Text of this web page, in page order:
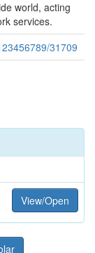
world, acting
services.
31709
View/Open